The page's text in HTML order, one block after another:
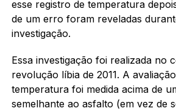
esse registro de temperatura
de um erro foram reveladas
investigação.
Essa investigação foi realizada no
revolução líbia de 2011. A
temperatura foi medida acima de
semelhante ao asfalto (em vez de